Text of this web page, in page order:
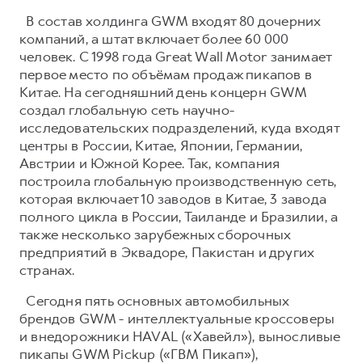
В состав холдинга GWM входят 80 дочерних
компаний, а штат включает более 60 000
человек. С 1998 года Great Wall Motor занимает
первое место по объёмам продаж пикапов в
Китае. На сегодняшний день концерн GWM
создал глобальную сеть научно-
исследовательских подразделений, куда входят
центры в России, Китае, Японии, Германии,
Австрии и Южной Корее. Так, компания
построила глобальную производственную сеть,
которая включает 10 заводов в Китае, 3 завода
полного цикла в России, Таиланде и Бразилии, а
также несколько зарубежных сборочных
предприятий в Эквадоре, Пакистан и других
странах.
Сегодня пять основных автомобильных
брендов GWM - интеллектуальные кроссоверы
и внедорожники HAVAL («Хавейл»), выносливые
пикапы GWM Pickup («ГВМ Пикап»),